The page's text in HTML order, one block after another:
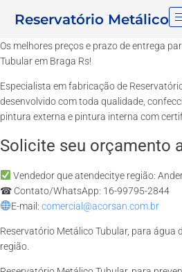
Reservatório Metálico
Os melhores preços e prazo de entrega
Tubular em Braga Rs!
Especialista em fabricação de
desenvolvido com toda qualidade,
pintura externa e pintura interna com
Solicite seu orçamento
Vendedor que atendecitye região:
☎ Contato/WhatsApp: 16-99795-2844
E-mail: comercial@acorsan.com.br
Reservatório Metálico Tubular, para água
região.